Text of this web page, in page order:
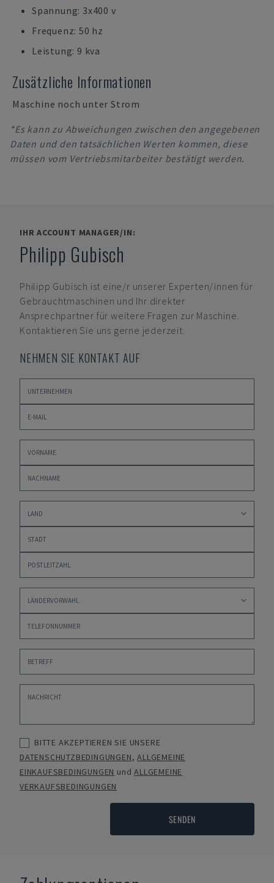
Spannung: 3x400 v
Frequenz: 50 hz
Leistung: 9 kva
Zusätzliche Informationen
Maschine noch unter Strom
*Es kann zu Abweichungen zwischen den angegebenen
Daten und den tatsächlichen Werten kommen, diese
müssen vom Vertriebsmitarbeiter bestätigt werden.
IHR ACCOUNT MANAGER/IN:
Philipp Gubisch
Philipp Gubisch ist eine/r unserer Experten/innen für
Gebrauchtmaschinen und Ihr direkter
Ansprechpartner für weitere Fragen zur Maschine.
Kontaktieren Sie uns gerne jederzeit.
NEHMEN SIE KONTAKT AUF
BITTE AKZEPTIEREN SIE UNSERE
DATENSCHUTZBEDINGUNGEN,ALLGEMEINE
EINKAUFSBEDINGUNGEN undALLGEMEINE
VERKAUFSBEDINGUNGEN
SENDEN